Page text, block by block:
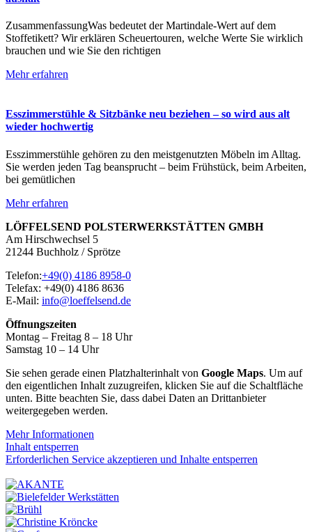
ZusammenfassungWas bedeutet der Martindale-Wert auf dem
Stoffetikett? Wir erklären Scheuertouren, welche Werte Sie wirklich
brauchen und wie Sie den richtigen
Mehr erfahren
Esszimmerstühle & Sitzbänke neu beziehen – so wird aus alt
wieder hochwertig
Esszimmerstühle gehören zu den meistgenutzten Möbeln im Alltag.
Sie werden jeden Tag beansprucht – beim Frühstück, beim Arbeiten,
bei gemütlichen
Mehr erfahren
LÖFFELSEND POLSTERWERKSTÄTTEN GMBH
Am Hirschwechsel 5
21244 Buchholz / Sprötze
Telefon:+49(0) 4186 8958-0
Telefax: +49(0) 4186 8636
E-Mail: info@loeffelsend.de
Öffnungszeiten
Montag – Freitag 8 – 18 Uhr
Samstag 10 – 14 Uhr
Sie sehen gerade einen Platzhalterinhalt von Google Maps. Um auf
den eigentlichen Inhalt zuzugreifen, klicken Sie auf die Schaltfläche
unten. Bitte beachten Sie, dass dabei Daten an Drittanbieter
weitergegeben werden.
Mehr Informationen
Inhalt entsperren
Erforderlichen Service akzeptieren und Inhalte entsperren